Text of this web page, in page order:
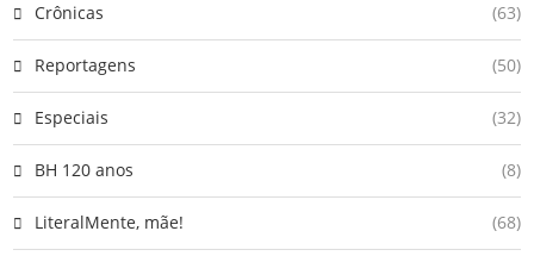
Crônicas (63)
Reportagens (50)
Especiais (32)
BH 120 anos (8)
LiteralMente, mãe! (68)